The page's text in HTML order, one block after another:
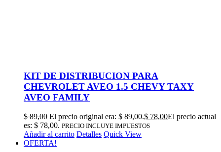
KIT DE DISTRIBUCION PARA
CHEVROLET AVEO 1.5 CHEVY TAXY
AVEO FAMILY
$89,00 El precio original era: $ 89,00.$ 78,00El precio actual
es: $ 78,00. PRECIO INCLUYE IMPUESTOS
Añadir al carrito Detalles Quick View
OFERTA!